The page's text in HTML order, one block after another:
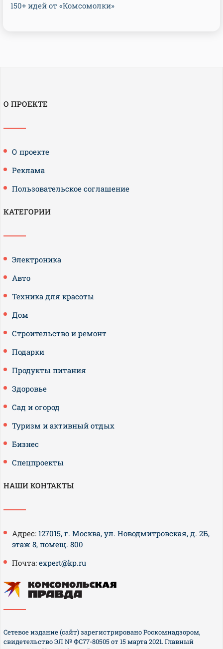
150+ идей от «Комсомолки»
О ПРОЕКТЕ
О проекте
Реклама
Пользовательское соглашение
КАТЕГОРИИ
Электроника
Авто
Техника для красоты
Дом
Строительство и ремонт
Подарки
Продукты питания
Здоровье
Сад и огород
Туризм и активный отдых
Бизнес
Спецпроекты
НАШИ КОНТАКТЫ
Адрес: 127015, г. Москва, ул. Новодмитровская, д. 2Б,
этаж 8, помещ. 800
Почта: expert@kp.ru
Сетевое издание (сайт) зарегистрировано Роскомнадзором,
свидетельство ЭЛ № ФС77-80505 от 15 марта 2021. Главный